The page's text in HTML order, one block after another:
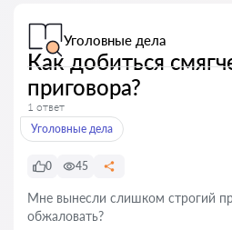
Уголовные дела
Как добиться
приговора?
1 ответ
Уголовные дела
0 45
Мне вынесли слишком строгий
обжаловать?